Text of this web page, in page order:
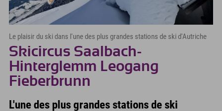
Le plaisir du ski dans l'une des plus grandes stations de ski d'Autriche
Skicircus Saalbach-
Hinterglemm Leogang
Fieberbrunn
L'une des plus grandes stations de ski